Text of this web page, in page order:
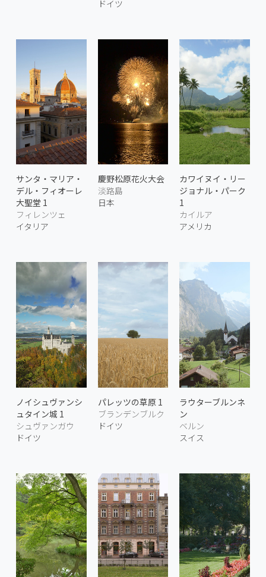
ドイツ
サンタ・マリア・
デル・フィオーレ
大聖堂 1
フィレンツェ
イタリア
慶野松原花火大会
淡路島
日本
カワイヌイ・リー
ジョナル・パーク
1
カイルア
アメリカ
ノイシュヴァンシ
ュタイン城 1
シュヴァンガウ
ドイツ
パレッツの草原 1
ブランデンブルク
ドイツ
ラウターブルンネ
ン
ベルン
スイス